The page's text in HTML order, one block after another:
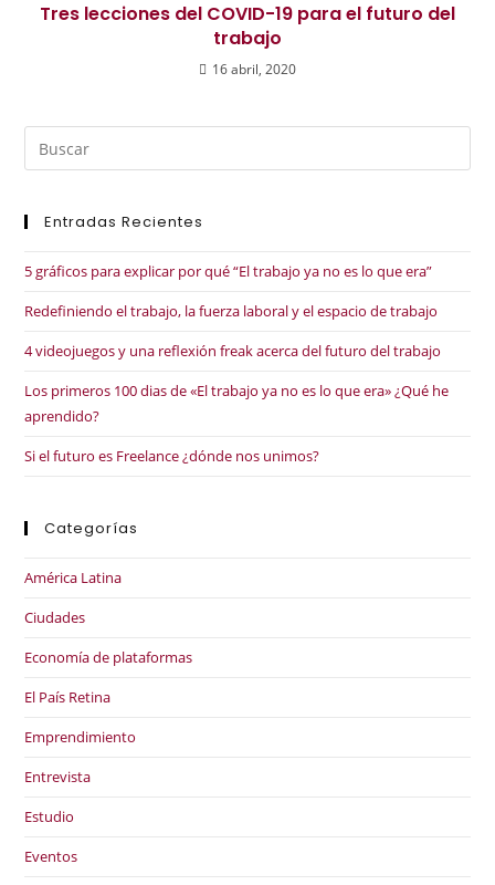
Tres lecciones del COVID-19 para el futuro del
trabajo
16 abril, 2020
Entradas Recientes
5 gráficos para explicar por qué “El trabajo ya no es lo que era”
Redefiniendo el trabajo, la fuerza laboral y el espacio de trabajo
4 videojuegos y una reflexión freak acerca del futuro del trabajo
Los primeros 100 dias de «El trabajo ya no es lo que era» ¿Qué he
aprendido?
Si el futuro es Freelance ¿dónde nos unimos?
Categorías
América Latina
Ciudades
Economía de plataformas
El País Retina
Emprendimiento
Entrevista
Estudio
Eventos